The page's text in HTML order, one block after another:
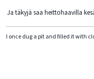
Ja täkyjä saa heittohaavilla
I once dug a pit and filled it with